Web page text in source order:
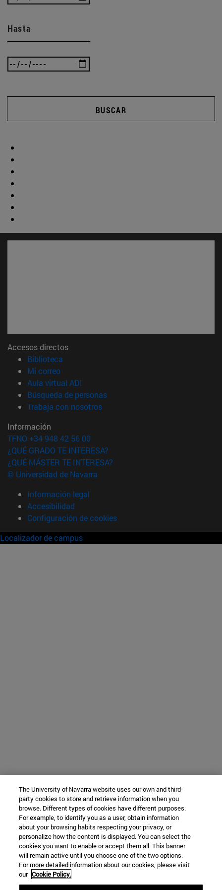
Hasta
BUSCAR
Accesos directos
Biblioteca
Mi correo(abre en nueva ventana)
Aula virtual ADI
Búsqueda de personas(abre en nueva ventana)
Trabaja con nosotros(abre en nueva ventana)
Información
TFNO +34 948 42 56 00
¿QUÉ GRADO TE INTERESA?
¿QUÉ MÁSTER TE INTERESA?
© Universidad de Navarra
Información legal
Accesibilidad
Configuración de cookies
Localizador de campus
The University of Navarra website uses our own and third-
party cookies to store and retrieve information when you
browse. Different types of cookies have different purposes.
For example, to identify you as a user, obtain information
about your browsing habits respecting your privacy, or
personalize how the content is displayed. You can select the
cookies you want to enable or accept them all. This banner
will remain active until you choose one of the two options.
For more detailed information about our cookies, please visit
our Cookie Policy.